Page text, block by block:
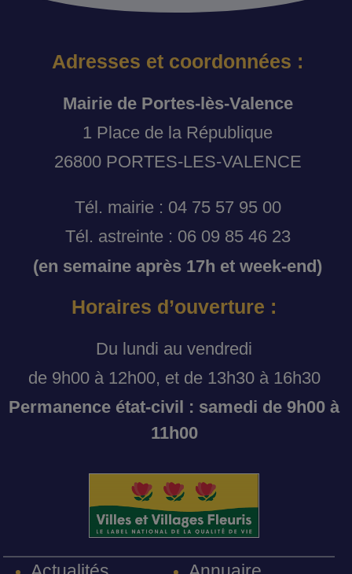
Adresses et coordonnées :
Mairie de Portes-lès-Valence
1 Place de la République
26800 PORTES-LES-VALENCE
Tél. mairie : 04 75 57 95 00
Tél. astreinte : 06 09 85 46 23
(en semaine après 17h et week-end)
Horaires d’ouverture :
Du lundi au vendredi
de 9h00 à 12h00, et de 13h30 à 16h30
Permanence état-civil : samedi de 9h00 à
11h00